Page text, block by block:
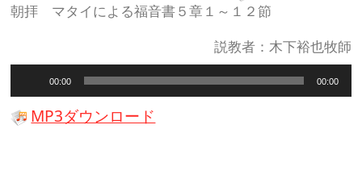
朝拝 マタイによる福音書５章１～１２節
説教者：木下裕也牧師
声
プ
レ
00:00 00:00
MP3ダウンロード